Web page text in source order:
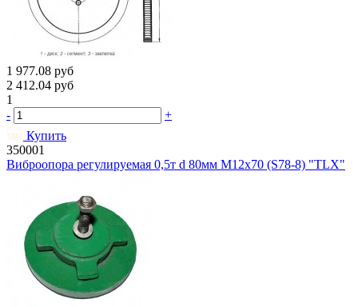
1 977.08 руб
2 412.04 руб
1
-
+
Купить
350001
Виброопора регулируемая 0,5т d 80мм М12х70 (S78-8) "TLX"